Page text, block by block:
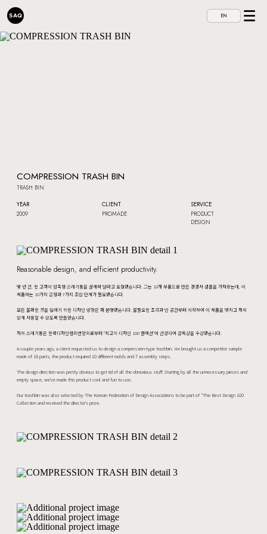
EN
COMPRESSION TRASH BIN
TRASH BIN
YEAR
2009
CLIENT
PROMADE
SERVICE
PRODUCT
DESIGN
Reasonable design, and efficient productivity.
몇 년 전, 한 고객이 압축형 쓰레기통을 설계해 달라고 요청했습니다. 그는 18개 부품으로 만든 경쟁사 샘플을 가져왔는데, 이
제품에는 10가지 금형과 7가지 조립 단계가 필요했습니다.
모든 불쾌한 것을 없애기 위한 디자인 방향은 꽤 분명했습니다. 불필요한 조각과 빈 공간부터 시작하여 이 제품을 멋지고 재미
있게 사용할 수 있도록 만들었습니다.
저희 쓰레기통은 한국디자인협회연합회로부터 "최고의 디자인 100 컬렉션"에 선정되어 감독상을 수상했습니다.
A couple years ago, a client requested us to design a compression-type trashbin. He brought us a competitor sample
made of 18 parts, the product required 10 different molds and 7 assembly steps.
The design direction was pretty obvious to get rid of all the obnoxious stuff. Starting by all the unnecessary pieces and
empty space, we've made this product cool and fun to use.
Our trashbin was also selected by The Korean Federation of Design Associations to be part of “The Best Design 100
Collection and received the director's prize.